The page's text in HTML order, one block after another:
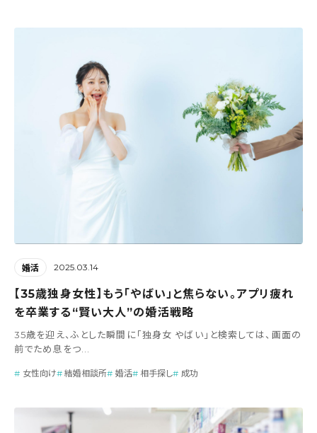
婚活 2025.03.14
【35歳独身女性】もう「やばい」と焦らない。アプリ疲れ
を卒業する“賢い大人”の婚活戦略
35歳を迎え、ふとした瞬間に「独身女 やばい」と検索しては、画面の
前でため息をつ...
女性向け 結婚相談所 婚活 相手探し 成功